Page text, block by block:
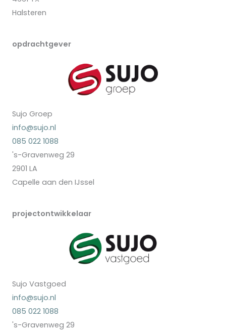
Halsteren
opdrachtgever
Sujo Groep
info@sujo.nl
085 022 1088
's-Gravenweg 29
2901 LA
Capelle aan den IJssel
projectontwikkelaar
Sujo Vastgoed
info@sujo.nl
085 022 1088
's-Gravenweg 29